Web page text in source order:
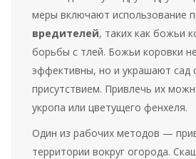
меры включают использование
вредителей, таких как божьи
борьбы с тлей. Божьи коровки
эффективны, но и украшают сад
присутствием. Привлечь их
укропа или цветущего фенхеля.
Один из рабочих методов —
территории вокруг огорода.